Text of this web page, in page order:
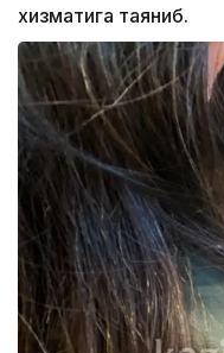
хизматига таяниб.